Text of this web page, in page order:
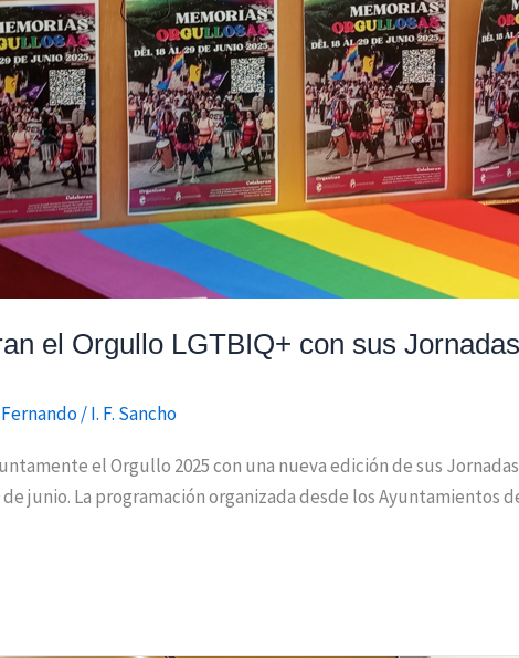
el Orgullo LGTBIQ+ con sus
/I. F. Sancho
el Orgullo 2025 con una nueva edición de sus
junio. La programación organizada desde los Ayuntamientos